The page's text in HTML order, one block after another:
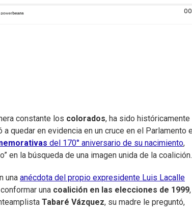
constante los colorados, ha sido históricamente
quedar en evidencia en un cruce en el Parlamento
del 170° aniversario de su nacimiento,
en la búsqueda de una imagen unida de la coalición.
una anécdota del propio expresidente Luis Lacalle
una coalición en las elecciones de 1999
Tabaré Vázquez, su madre le preguntó,